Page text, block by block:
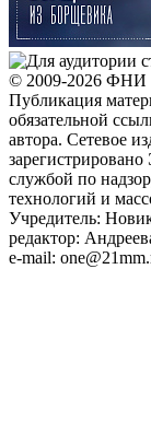
© 2009-2026 ФHИ
Публикация
обязательной
автора. Сетевое
службой по
технологий и
Учредитель:
редактор:
e-mail: